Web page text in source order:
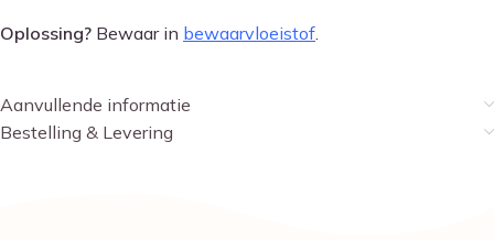
Oplossing? Bewaar in bewaarvloeistof
Aanvullende informatie
Bestelling & Levering